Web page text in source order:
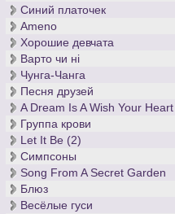
Синий платочек
Ameno
Хорошие девчата
Варто чи нi
Чунга-Чанга
Песня друзей
A Dream Is A Wish Your
Группа крови
Let It Be (2)
Симпсоны
Song From A Secret Garden
Блюз
Весёлые гуси